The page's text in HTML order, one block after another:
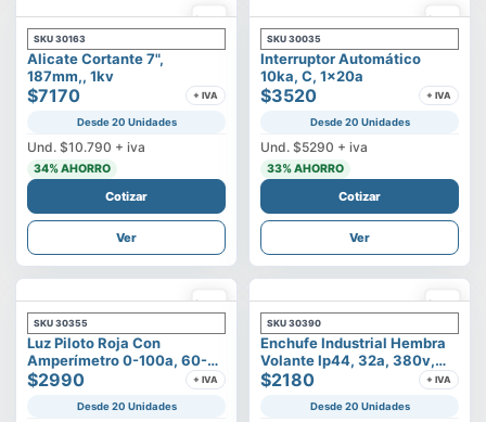
SKU 30163
Alicate Cortante 7",
187mm,, 1kv
$7170 + IVA
Desde 20 Unidades
Und. $10.790 + iva
34% AHORRO
Cotizar
Ver
SKU 30035
Interruptor Automático
10ka, C, 1x20a
$3520 + IVA
Desde 20 Unidades
Und. $5290 + iva
33% AHORRO
Cotizar
Ver
SKU 30355
Luz Piloto Roja Con
Amperímetro 0-100a, 60-
500v
$2990 + IVA
Desde 20 Unidades
SKU 30390
Enchufe Industrial Hembra
Volante Ip44, 32a, 380v,
3p+t
$2180 + IVA
Desde 20 Unidades